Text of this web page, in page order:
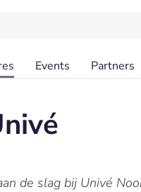
Events Partners
de slag bij Univé